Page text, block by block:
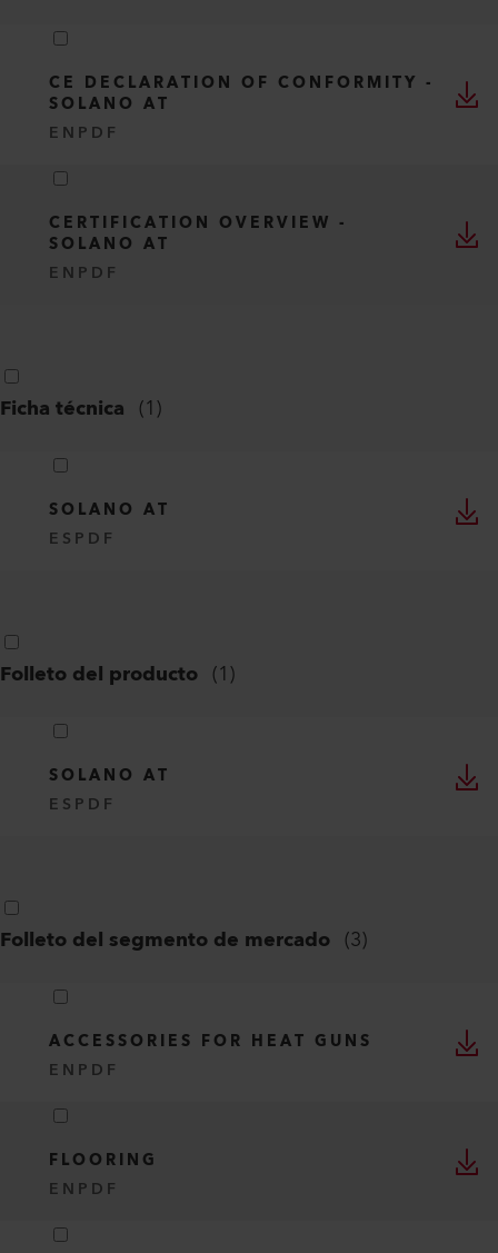
CE DECLARATION OF CONFORMITY -
SOLANO AT
EN PDF
CERTIFICATION OVERVIEW -
SOLANO AT
EN PDF
Ficha técnica (1)
SOLANO AT
ES PDF
Folleto del producto (1)
SOLANO AT
ES PDF
Folleto del segmento de mercado (3)
ACCESSORIES FOR HEAT GUNS
EN PDF
FLOORING
EN PDF